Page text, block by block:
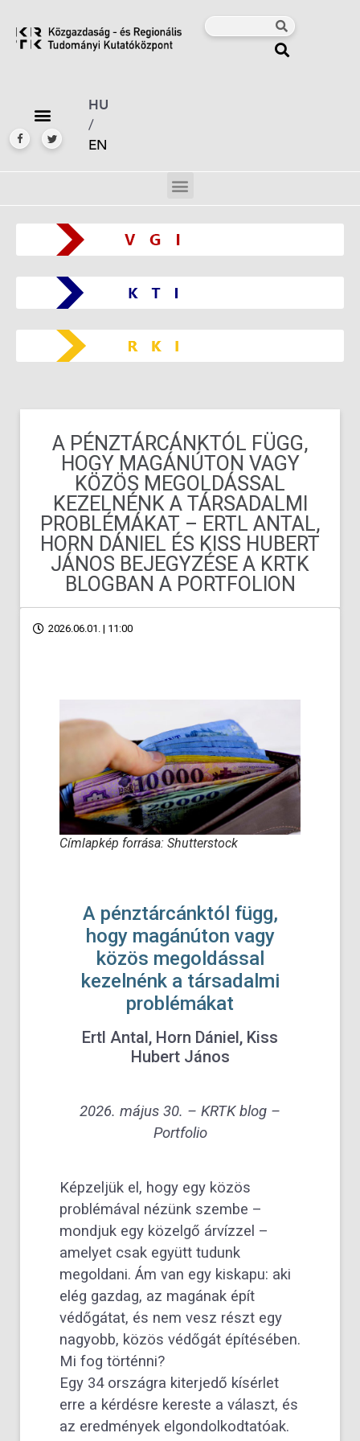
HU
/
EN
A PÉNZTÁRCÁNKTÓL FÜGG,
HOGY MAGÁNÚTON VAGY
KÖZÖS MEGOLDÁSSAL
KEZELNÉNK A TÁRSADALMI
PROBLÉMÁKAT – ERTL ANTAL,
HORN DÁNIEL ÉS KISS HUBERT
JÁNOS BEJEGYZÉSE A KRTK
BLOGBAN A PORTFOLION
2026.06.01. | 11:00
Címlapkép forrása: Shutterstock
A pénztárcánktól függ,
hogy magánúton vagy
közös megoldással
kezelnénk a társadalmi
problémákat
Ertl Antal, Horn Dániel, Kiss
Hubert János
2026. május 30. – KRTK blog –
Portfolio
Képzeljük el, hogy egy közös
problémával nézünk szembe –
mondjuk egy közelgő árvízzel –
amelyet csak együtt tudunk
megoldani. Ám van egy kiskapu: aki
elég gazdag, az magának épít
védőgátat, és nem vesz részt egy
nagyobb, közös védőgát építésében.
Mi fog történni?
Egy 34 országra kiterjedő kísérlet
erre a kérdésre kereste a választ, és
az eredmények elgondolkodtatóak.